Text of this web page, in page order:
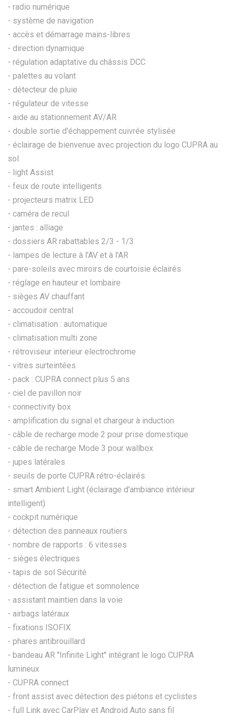
- radio numérique
- système de navigation
- accès et démarrage mains-libres
- direction dynamique
- régulation adaptative du châssis DCC
- palettes au volant
- détecteur de pluie
- régulateur de vitesse
- aide au stationnement AV/AR
- double sortie d'échappement cuivrée stylisée
- éclairage de bienvenue avec projection du logo CUPRA au
sol
- light Assist
- feux de route intelligents
- projecteurs matrix LED
- caméra de recul
- jantes : alliage
- dossiers AR rabattables 2/3 - 1/3
- lampes de lecture à l'AV et à l'AR
- pare-soleils avec miroirs de courtoisie éclairés
- réglage en hauteur et lombaire
- sièges AV chauffant
- accoudoir central
- climatisation : automatique
- climatisation multi zone
- rétroviseur interieur electrochrome
- vitres surteintées
- pack : CUPRA connect plus 5 ans
- ciel de pavillon noir
- connectivity box
- amplification du signal et chargeur à induction
- câble de recharge mode 2 pour prise domestique
- câble de recharge Mode 3 pour wallbox
- jupes latérales
- seuils de porte CUPRA rétro-éclairés
- smart Ambient Light (éclairage d'ambiance intérieur
intelligent)
- cockpit numérique
- détection des panneaux routiers
- nombre de rapports : 6 vitesses
- sièges électriques
- tapis de sol Sécurité
- détection de fatigue et somnolence
- assistant maintien dans la voie
- airbags latéraux
- fixations ISOFIX
- phares antibrouillard
- bandeau AR ''Infinite Light'' intégrant le logo CUPRA
lumineux
- CUPRA connect
- front assist avec détection des piétons et cyclistes
- full Link avec CarPlay et Android Auto sans fil